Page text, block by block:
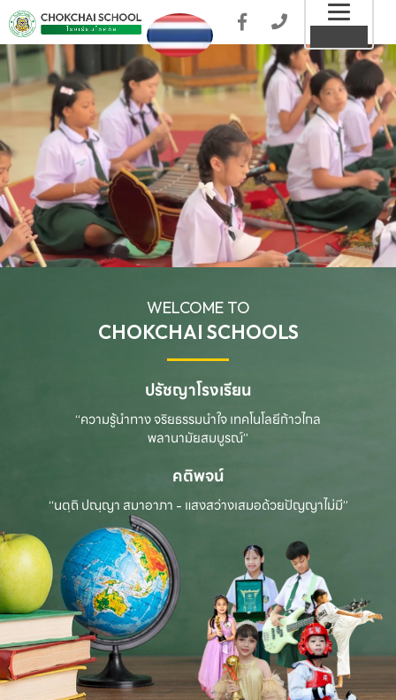
WELCOME TO
CHOKCHAI SCHOOLS
ปรัชญาโรงเรียน
“ความรู้นำทาง จริยธรรมนำใจ เทคโนโลยีก้าวไกล
พลานามัยสมบูรณ์”
คติพจน์
“นตฺถิ ปณฺญา สมาอาภา - แสงสว่างเสมอด้วยปัญญาไม่มี”